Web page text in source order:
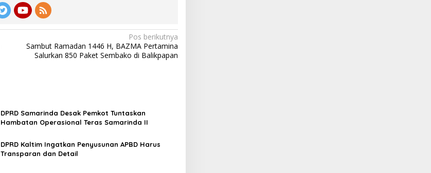
Pos berikutnya
Sambut Ramadan 1446 H, BAZMA Pertamina
Salurkan 850 Paket Sembako di Balikpapan
DPRD Samarinda Desak Pemkot Tuntaskan
Hambatan Operasional Teras Samarinda II
DPRD Kaltim Ingatkan Penyusunan APBD Harus
Transparan dan Detail